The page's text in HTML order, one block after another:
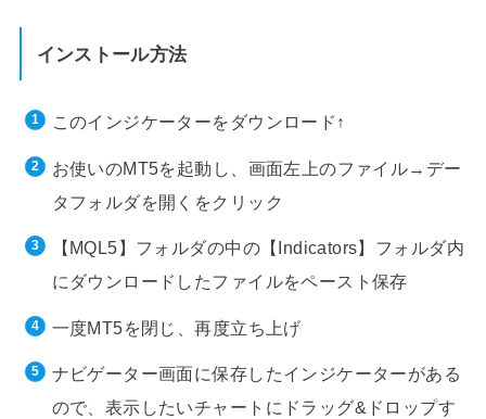
インストール方法
このインジケーターをダウンロード↑
お使いのMT5を起動し、画面左上のファイル→デー
タフォルダを開くをクリック
【MQL5】フォルダの中の【Indicators】フォルダ内
にダウンロードしたファイルをペースト保存
一度MT5を閉じ、再度立ち上げ
ナビゲーター画面に保存したインジケーターがある
ので、表示したいチャートにドラッグ&ドロップす